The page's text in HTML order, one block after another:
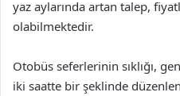
yaz aylarında artan talep,
olabilmektedir.
Otobüs seferlerinin sıklığı,
iki saatte bir şeklinde